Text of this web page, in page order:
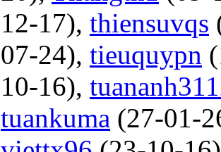
12-17), thiensuvqs
07-24), tieuquypn
10-16),
tuankuma (27-01-